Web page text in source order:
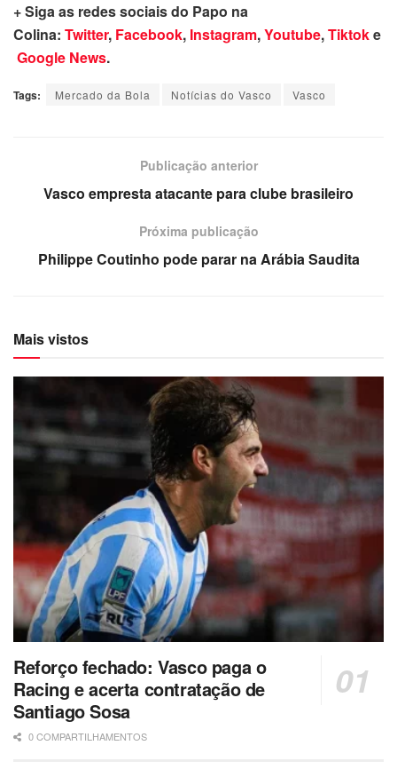
+ Siga as redes sociais do Papo na
Colina: Twitter, Facebook, Instagram,Youtube,Tiktoke
Google News.
Tags: Mercado da Bola Notícias do Vasco Vasco
Publicação anterior
Vasco empresta atacante para clube brasileiro
Próxima publicação
Philippe Coutinho pode parar na Arábia Saudita
Mais vistos
Reforço fechado: Vasco paga o
Racing e acerta contratação de
Santiago Sosa
0 COMPARTILHAMENTOS